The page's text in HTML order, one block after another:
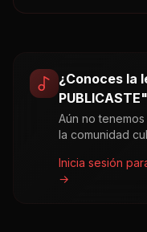
¿Conoces la
PUBLICASTE
Aún no
la comunidad
Inicia sesión
→